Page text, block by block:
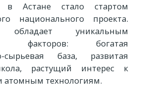
в Астане стало стартом
национального проекта.
обладает уникальным
факторов: богатая
сырьевая база, развитая
растущий интерес к
атомным технологиям.